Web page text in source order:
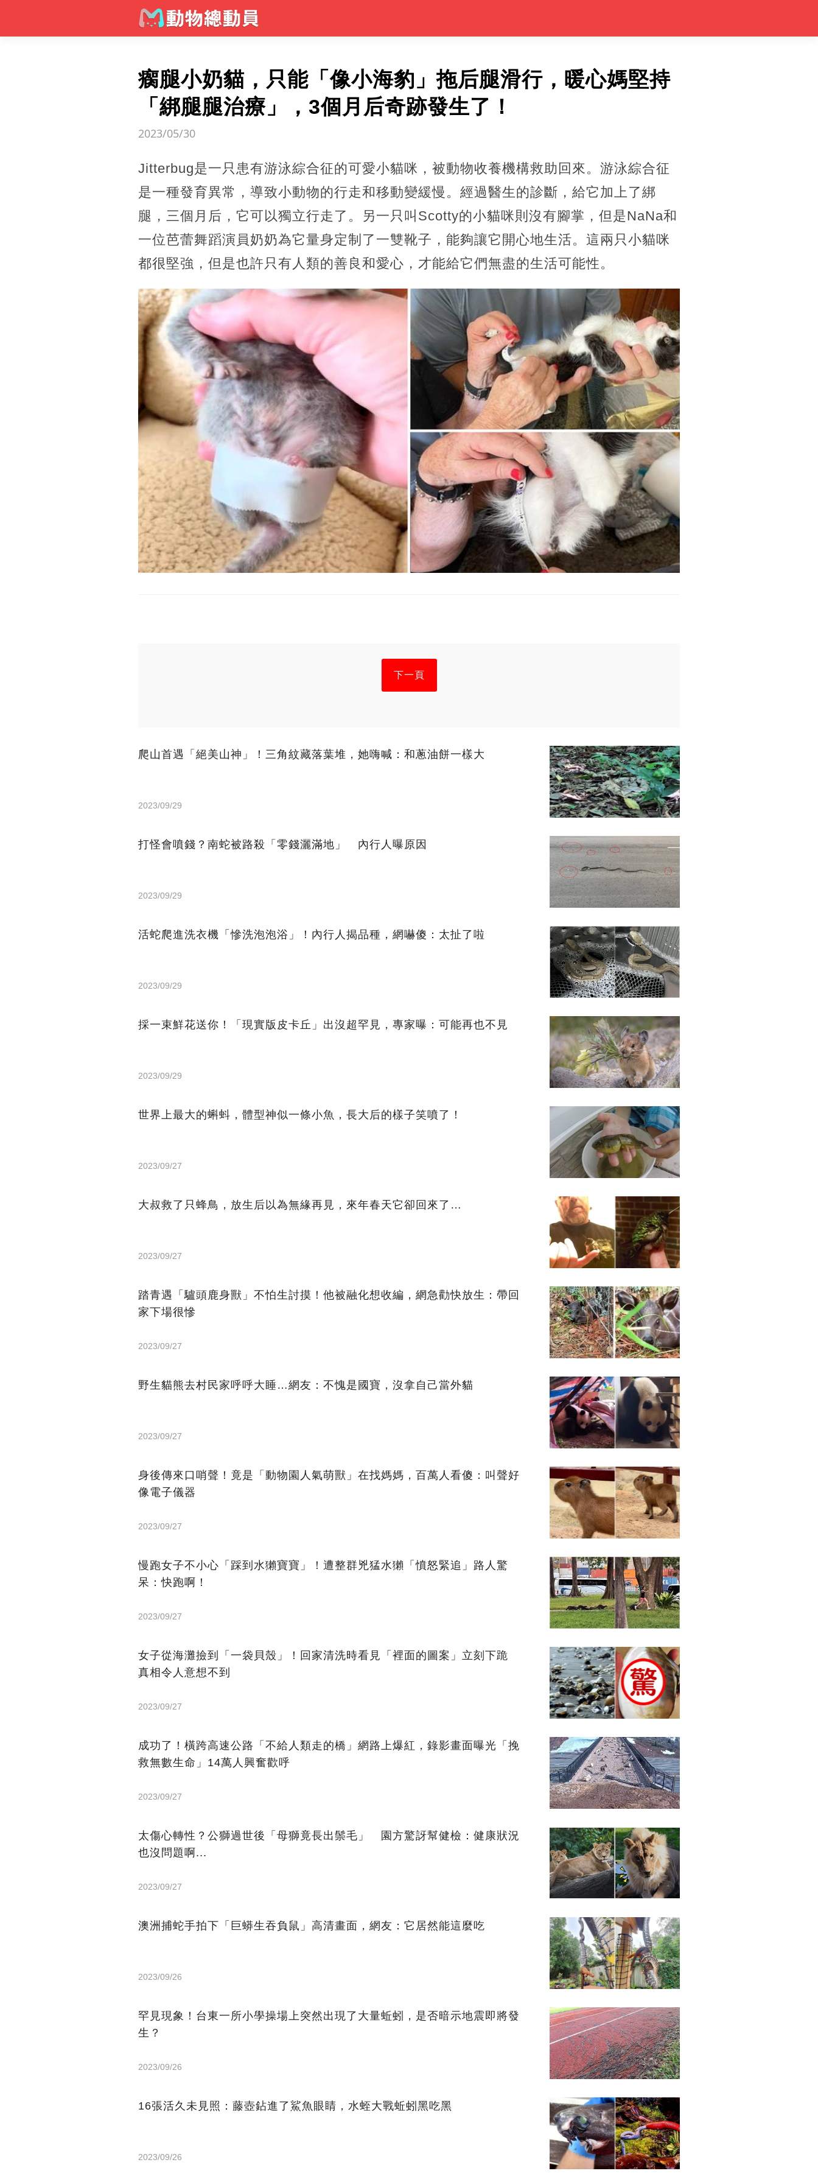
瘸腿小奶貓，只能「像小海豹」拖后腿滑行，暖心媽堅持
「綁腿腿治療」，3個月后奇跡發生了！
2023/05/30
Jitterbug是一只患有游泳綜合征的可愛小貓咪，被動物收養機構救助回來。游泳綜合征
是一種發育異常，導致小動物的行走和移動變緩慢。經過醫生的診斷，給它加上了綁
腿，三個月后，它可以獨立行走了。另一只叫Scotty的小貓咪則沒有腳掌，但是NaNa和
一位芭蕾舞蹈演員奶奶為它量身定制了一雙靴子，能夠讓它開心地生活。這兩只小貓咪
都很堅強，但是也許只有人類的善良和愛心，才能給它們無盡的生活可能性。
下一頁
爬山首遇「絕美山神」！三角紋藏落葉堆，她嗨喊：和蔥油餅一樣大
2023/09/29
打怪會噴錢？南蛇被路殺「零錢灑滿地」 內行人曝原因
2023/09/29
活蛇爬進洗衣機「慘洗泡泡浴」！內行人揭品種，網嚇傻：太扯了啦
2023/09/29
採一束鮮花送你！「現實版皮卡丘」出沒超罕見，專家曝：可能再也不見
2023/09/29
世界上最大的蝌蚪，體型神似一條小魚，長大后的樣子笑噴了！
2023/09/27
大叔救了只蜂鳥，放生后以為無緣再見，來年春天它卻回來了…
2023/09/27
踏青遇「驢頭鹿身獸」不怕生討摸！他被融化想收編，網急勸快放生：帶回
家下場很慘
2023/09/27
野生貓熊去村民家呼呼大睡…網友：不愧是國寶，沒拿自己當外貓
2023/09/27
身後傳來口哨聲！竟是「動物園人氣萌獸」在找媽媽，百萬人看傻：叫聲好
像電子儀器
2023/09/27
慢跑女子不小心「踩到水獺寶寶」！遭整群兇猛水獺「憤怒緊追」路人驚
呆：快跑啊！
2023/09/27
女子從海灘撿到「一袋貝殼」！回家清洗時看見「裡面的圖案」立刻下跪
真相令人意想不到
2023/09/27
成功了！橫跨高速公路「不給人類走的橋」網路上爆紅，錄影畫面曝光「挽
救無數生命」14萬人興奮歡呼
2023/09/27
太傷心轉性？公獅過世後「母獅竟長出鬃毛」 園方驚訝幫健檢：健康狀況
也沒問題啊...
2023/09/27
澳洲捕蛇手拍下「巨蟒生吞負鼠」高清畫面，網友：它居然能這麼吃
2023/09/26
罕見現象！台東一所小學操場上突然出現了大量蚯蚓，是否暗示地震即將發
生？
2023/09/26
16張活久未見照：藤壺鉆進了鯊魚眼睛，水蛭大戰蚯蚓黑吃黑
2023/09/26